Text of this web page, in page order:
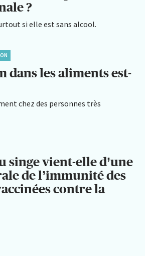
?
si elle est sans alcool.
dans les aliments est-
chez des personnes très
singe vient-elle d’une
de l’immunité des
contre la